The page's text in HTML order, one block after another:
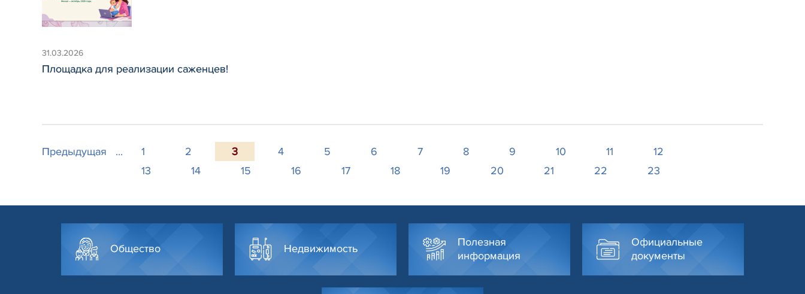
31.03.2026
Площадка для реализации саженцев!
Предыдущая ... 1 2 3 4 5 6 7 8 9 10 11
12
13
14 15 16 17 18 19 20 21 22 23
Общество Недвижимость
Полезная
информация
Официальные
документы